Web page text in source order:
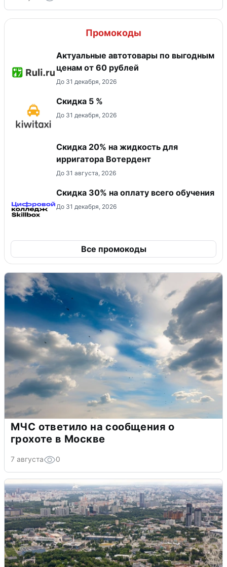
Промокоды
Актуальные автотовары по выгодным
ценам от 60 рублей
До 31 декабря, 2026
Скидка 5 %
До 31 декабря, 2026
Скидка 20% на жидкость для
ирригатора Вотердент
До 31 августа, 2026
Скидка 30% на оплату всего обучения
До 31 декабря, 2026
Все промокоды
МЧС ответило на сообщения о
грохоте в Москве
7 августа 0